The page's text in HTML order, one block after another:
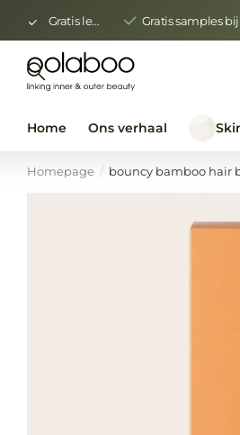
Gratis levering vanaf € 150,00 Gratis samples bij bestellingen vanaf €400
Home Ons verhaal
Homepage bouncy bamboo hair